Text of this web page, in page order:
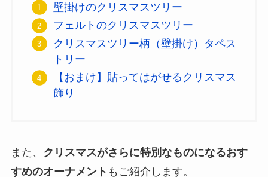
壁掛けのクリスマスツリー
フェルトのクリスマスツリー
クリスマスツリー柄（壁掛け）タペス
トリー
【おまけ】貼ってはがせるクリスマス
飾り
また、 クリスマスがさらに特別なものになるおす
すめのオーナメント もご紹介します。